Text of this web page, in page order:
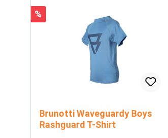
Rabatt
%
Brunotti Waveguardy Boys
Rashguard T-Shirt